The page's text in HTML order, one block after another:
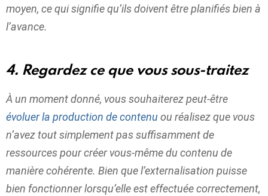
moyen, ce qui signifie qu’ils doivent être planifiés bien à
l’avance.
4. Regardez ce que vous sous-traitez
À un moment donné, vous souhaiterez peut-être
évoluer la production de contenu ou réalisez que vous
n’avez tout simplement pas suffisamment de
ressources pour créer vous-même du contenu de
manière cohérente. Bien que l’externalisation puisse
bien fonctionner lorsqu’elle est effectuée correctement,